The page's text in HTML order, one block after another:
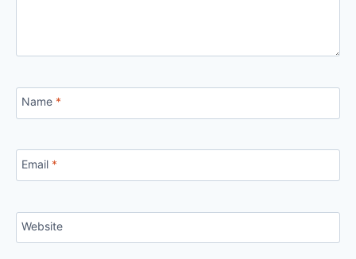
Name *
Email *
Website